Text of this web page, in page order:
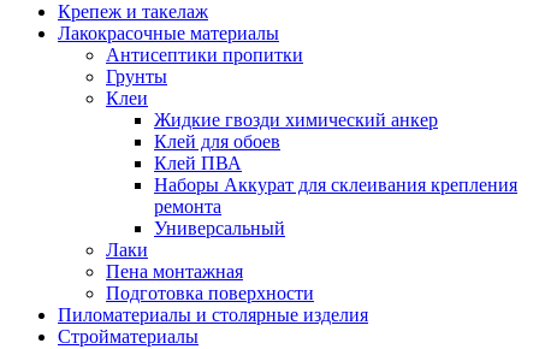
Крепеж и такелаж
Лакокрасочные материалы
Антисептики пропитки
Грунты
Клеи
Жидкие гвозди химический анкер
Клей для обоев
Клей ПВА
Наборы Аккурат для склеивания крепления
ремонта
Универсальный
Лаки
Пена монтажная
Подготовка поверхности
Пиломатериалы и столярные изделия
Стройматериалы